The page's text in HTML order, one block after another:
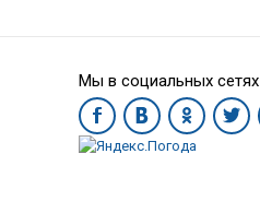
Мы в социальных сетях